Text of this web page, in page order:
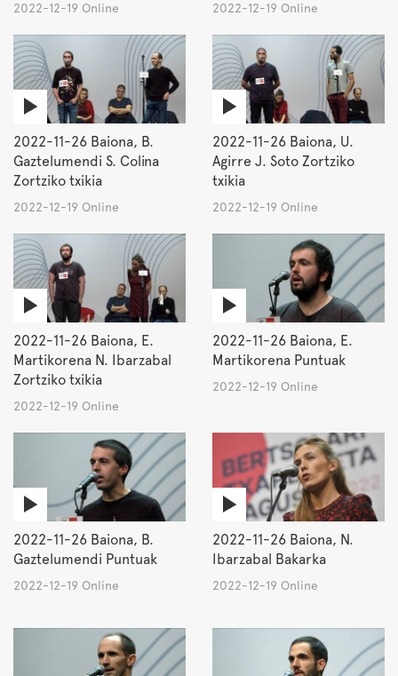
2022-12-19 Online 2022-12-19 Online
2022-11-26 Baiona, B.
Gaztelumendi S. Colina
Zortziko txikia
2022-12-19 Online
2022-11-26 Baiona, U.
Agirre J. Soto Zortziko
txikia
2022-12-19 Online
2022-11-26 Baiona, E.
Martikorena N. Ibarzabal
Zortziko txikia
2022-12-19 Online
2022-11-26 Baiona, E.
Martikorena Puntuak
2022-12-19 Online
2022-11-26 Baiona, B.
Gaztelumendi Puntuak
2022-12-19 Online
2022-11-26 Baiona, N.
Ibarzabal Bakarka
2022-12-19 Online